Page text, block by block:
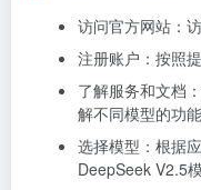
访问官方网站：
注册账户：按照
了解服务和文档
解不同模型的功
选择模型：根据
DeepSeek V2.5模